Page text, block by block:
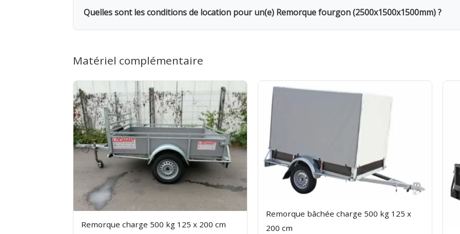
même, avec possibilité de livraison sur votre chantier. Le fourgon fermé protège intégralement
un chargement facile.
Quelles sont les conditions de location pour un(e) Remorque fourgon (2500x1500x1500mm) ?
avant de partir. Rendez-la propre et dans les délais. Assurance bris de machine en option.
Matériel complémentaire
Remorque charge 500 kg 125 x 200 cm
Remorque bâchée charge 500 kg 125 x
200 cm